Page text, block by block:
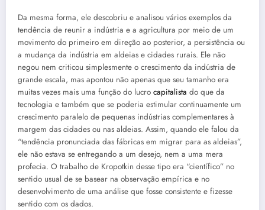
Da mesma forma, ele descobriu e analisou vários exemplos da
tendência de reunir a indústria e a agricultura por meio de um
movimento do primeiro em direção ao posterior, a persistência ou
a mudança da indústria em aldeias e cidades rurais. Ele não
negou nem criticou simplesmente o crescimento da indústria de
grande escala, mas apontou não apenas que seu tamanho era
muitas vezes mais uma função do lucro capitalista do que da
tecnologia e também que se poderia estimular continuamente um
crescimento paralelo de pequenas indústrias complementares à
margem das cidades ou nas aldeias. Assim, quando ele falou da
“tendência pronunciada das fábricas em migrar para as aldeias”,
ele não estava se entregando a um desejo, nem a uma mera
profecia. O trabalho de Kropotkin desse tipo era “científico” no
sentido usual de se basear na observação empírica e no
desenvolvimento de uma análise que fosse consistente e fizesse
sentido com os dados.